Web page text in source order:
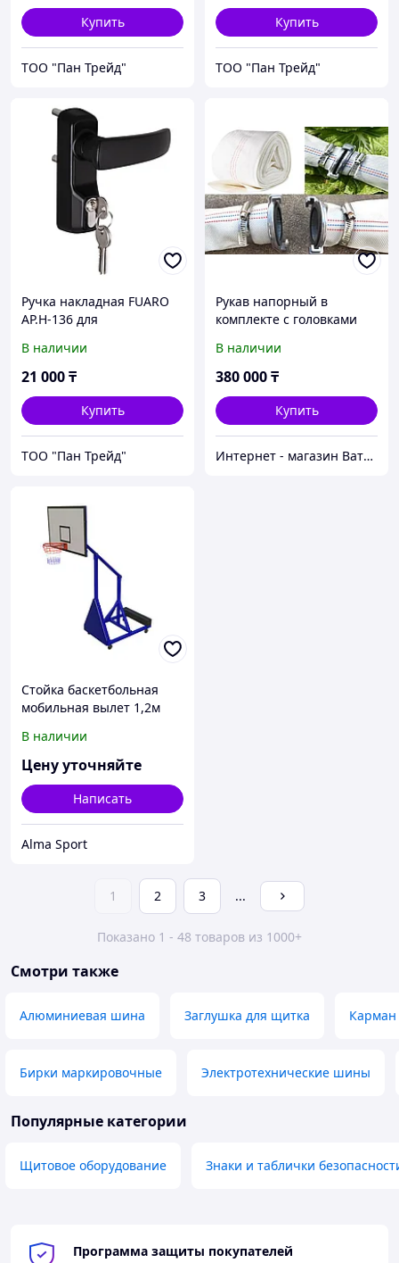
Купить
ТОО "Пан Трейд"
Купить
ТОО "Пан Трейд"
Ручка накладная FUARO
AP.H-136 для
фиксацией ключом (для
моделей 1700В и 1700С).
В наличии
21 000₸
Купить
ТОО "Пан Трейд"
Рукав напорный в
комплекте с головками
длина 100 м
В наличии
380 000₸
Купить
Интернет - магазин Ватцап
Стойка баскетбольная
мобильная вылет 1,2м
комплект (база, груз,
мягкая защита, щит
180х105 фанера, кольцо)
В наличии
Цену уточняйте
Написать
Alma Sport
1 2 3 ...
Показано 1 - 48 товаров из 1000+
Смотри также
Алюминиевая шина Заглушка для щитка Карман
Бирки маркировочные Электротехнические шины
Популярные категории
Щитовое оборудование Знаки и таблички
Программа защиты покупателей